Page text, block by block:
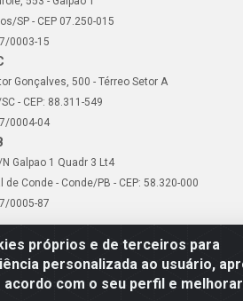
próprios e de terceiros para
personalizada ao usuário,
com o seu perfil e
SP - CEP 07.250-015
0003-15
Gonçalves, 500 - Térreo Setor A
- CEP: 88.311-549
0004-04
Galpao 1 Quadr 3 Lt4
Conde - Conde/PB - CEP: 58.320-000
0005-87
Motociclo - Rua Francisco Sousa